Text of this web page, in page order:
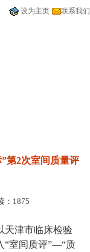
设为主页 联系我们
第2次室间质量评
：1875
天津市临床检验
“室间质评”—“质